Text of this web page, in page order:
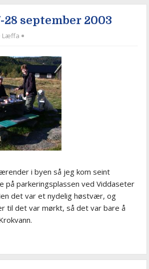
september 2003
Læffa
i byen så jeg kom seint
på parkeringsplassen ved Viddaseter
det var et nydelig høstvær, og
til det var mørkt, så det var bare å